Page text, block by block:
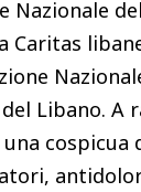
Caritas
Libano. A